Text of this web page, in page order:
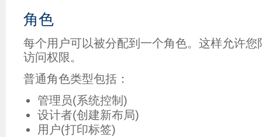
角色
每个用户可以被分配到一个角色。这样允许您
访问权限。
普通角色类型包括：
管理员(系统控制)
设计者(创建新布局)
用户(打印标签)